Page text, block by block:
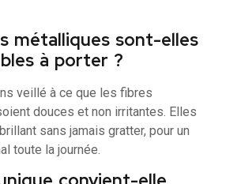
métalliques sont-elles
à porter ?
veillé à ce que les fibres
douces et non irritantes. Elles
sans jamais gratter, pour un
toute la journée.